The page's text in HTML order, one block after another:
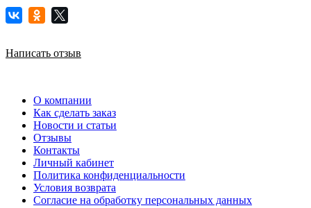
Написать отзыв
О компании
Как сделать заказ
Новости и статьи
Отзывы
Контакты
Личный кабинет
Политика конфиденциальности
Условия возврата
Согласие на обработку персональных данных